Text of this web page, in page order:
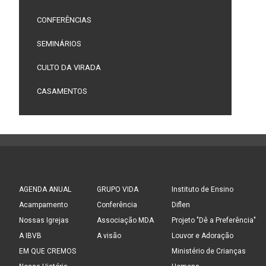
CONFERÊNCIAS
SEMINÁRIOS
CULTO DA VIRADA
CASAMENTOS
AGENDA ANUAL
Acampamento
Nossas Igrejas
A IBVB
EM QUE CREMOS
GRUPO VIDA
Conferência
Associação MDA
A visão
Instituto de Ensino
Diflen
Projeto "Dê a Preferência"
Louvor e Adoração
Ministério de Crianças